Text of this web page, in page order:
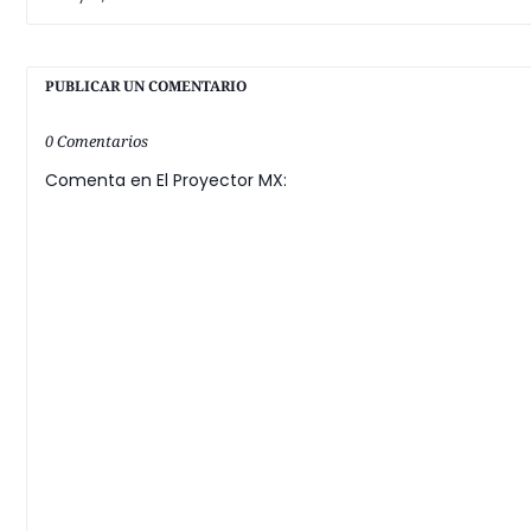
PUBLICAR UN COMENTARIO
0 Comentarios
Comenta en El Proyector MX: